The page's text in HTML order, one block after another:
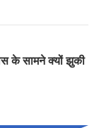
के सामने क्यों झुकी